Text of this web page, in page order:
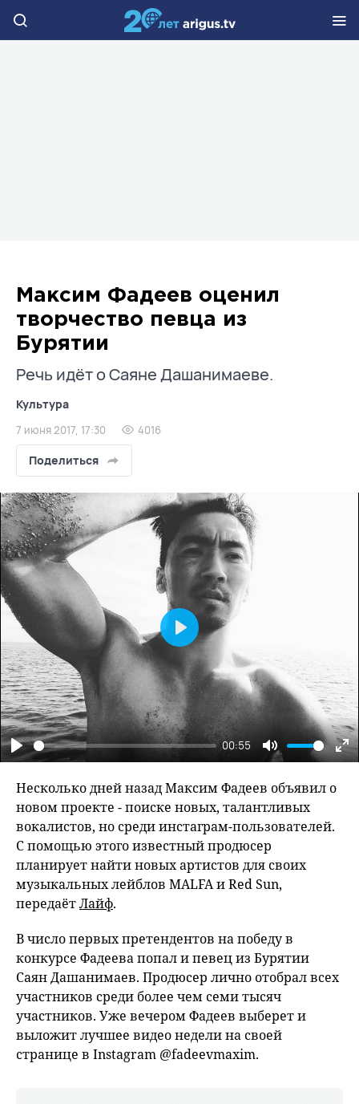
Максим Фадеев оценил
творчество певца из
Бурятии
Речь идёт о Саяне Дашанимаеве.
Культура
7 июня 2017, 17:30 4016
Поделиться
Play
00:55
Mute
Play
Несколько дней назад Максим Фадеев объявил о
новом проекте - поиске новых, талантливых
вокалистов, но среди инстаграм-пользователей.
С помощью этого известный продюсер
планирует найти новых артистов для своих
музыкальных лейблов MALFA и Red Sun,
передаётЛайф.
В число первых претендентов на победу в
конкурсе Фадеева попал и певец из Бурятии
Саян Дашанимаев. Продюсер лично отобрал всех
участников среди более чем семи тысяч
участников. Уже вечером Фадеев выберет и
выложит лучшее видео недели на своей
странице в Instagram @fadeevmaxim.